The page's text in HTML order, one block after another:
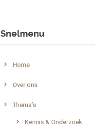
Snelmenu
Home
Over ons
Thema’s
Kennis & Onderzoek